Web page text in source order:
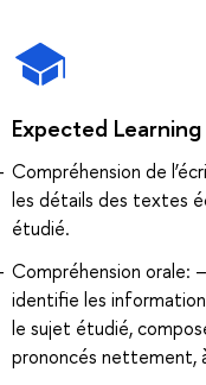
Expected
Compréhension de
les détails des textes
étudié.
Compréhension orale:
identifie les
le sujet étudié,
prononcés nettement,